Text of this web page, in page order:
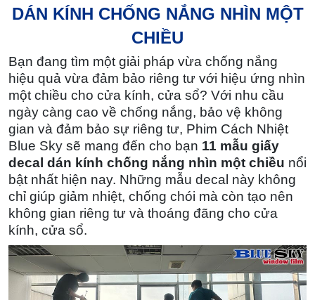
DÁN KÍNH CHỐNG NẮNG NHÌN MỘT
CHIỀU
Bạn đang tìm một giải pháp vừa chống nắng
hiệu quả vừa đảm bảo riêng tư với hiệu ứng nhìn
một chiều cho cửa kính, cửa sổ? Với nhu cầu
ngày càng cao về chống nắng, bảo vệ không
gian và đảm bảo sự riêng tư, Phim Cách Nhiệt
Blue Sky sẽ mang đến cho bạn 11 mẫu giấy
decal dán kính chống nắng nhìn một chiều nổi
bật nhất hiện nay. Những mẫu decal này không
chỉ giúp giảm nhiệt, chống chói mà còn tạo nên
không gian riêng tư và thoáng đãng cho cửa
kính, cửa sổ.